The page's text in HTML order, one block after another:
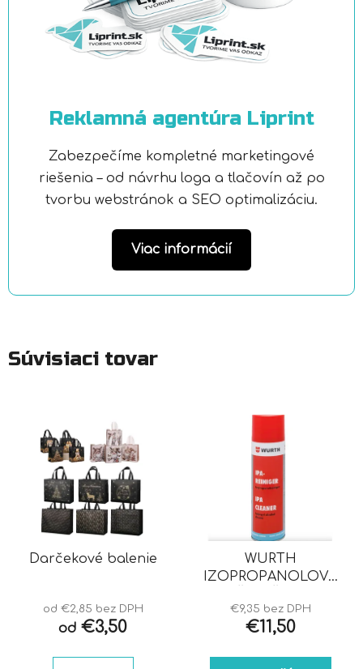
Reklamná agentúra Liprint
Zabezpečíme kompletné marketingové
riešenia – od návrhu loga a tlačovín až po
tvorbu webstránok a SEO optimalizáciu.
Viac informácií
Súvisiaci tovar
Darčekové balenie
od €2,85 bez DPH
od €3,50
WURTH
IZOPROPANOLOVÝ
€9,35 bez DPH
€11,50